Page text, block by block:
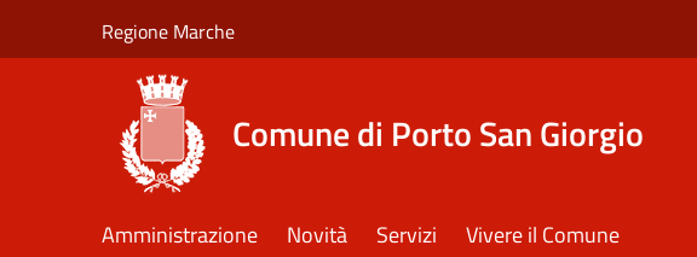
Regione Marche
Comune di Porto San Giorgio
Amministrazione Novità Servizi Vivere il Comune